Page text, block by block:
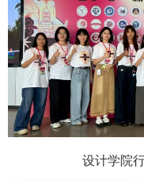
设计学院